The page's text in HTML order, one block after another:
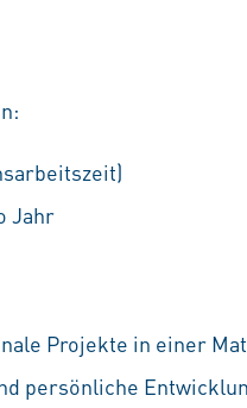
Jahr
Projekte in einer
persönliche